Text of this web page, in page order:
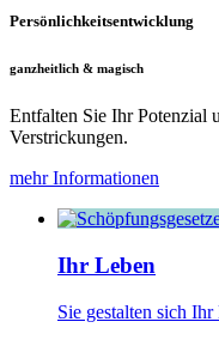
Persönlichkeitsentwicklung
ganzheitlich & magisch
Entfalten Sie Ihr Potenzial
Verstrickungen.
mehr Informationen
Ihr Leben
Sie gestalten sich